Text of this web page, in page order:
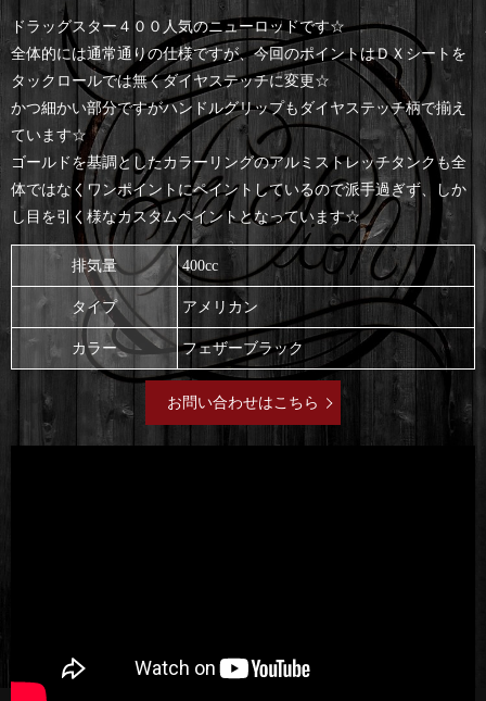
ドラッグスター４００人気のニューロッドです☆
全体的には通常通りの仕様ですが、今回のポイントはＤＸシートを
タックロールでは無くダイヤステッチに変更☆
かつ細かい部分ですがハンドルグリップもダイヤステッチ柄で揃え
ています☆
ゴールドを基調としたカラーリングのアルミストレッチタンクも全
体ではなくワンポイントにペイントしているので派手過ぎず、しか
し 目を引く様なカスタムペイントとなっています☆
排気量 400cc
タイプ アメリカン
カラー フェザーブラック
お問い合わせはこちら